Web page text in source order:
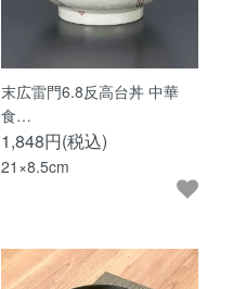
末広雷門6.8反高台丼 中華
食…
1,848円(税込)
21×8.5cm